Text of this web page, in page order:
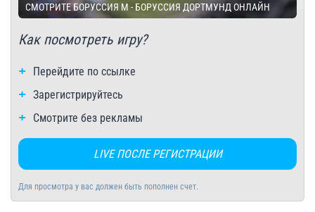
СМОТРИТЕ БОРУССИЯ М - БОРУССИЯ ДОРТМУНД ОНЛАЙН
Как посмотреть игру?
Перейдите по ссылке
Зарегистрируйтесь
Смотрите без рекламы
LIVE ПОСЛЕ РЕГИСТРАЦИИ
Для просмотра у вас должен быть пополнен счет.